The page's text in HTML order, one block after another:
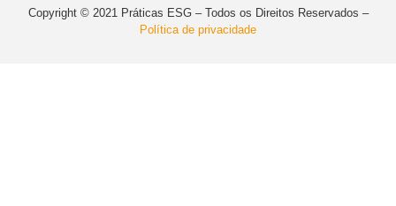
Copyright © 2021 Práticas ESG – Todos os Direitos Reservados –
Política de privacidade